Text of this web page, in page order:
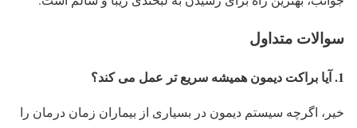
سوالات متداول
1. آیا براکت دیمون همیشه سریع تر عمل می کند؟
خیر، اگرچه سیستم دیمون در بسیاری از بیماران زمان درمان را